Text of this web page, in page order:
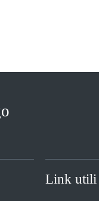
Link utili